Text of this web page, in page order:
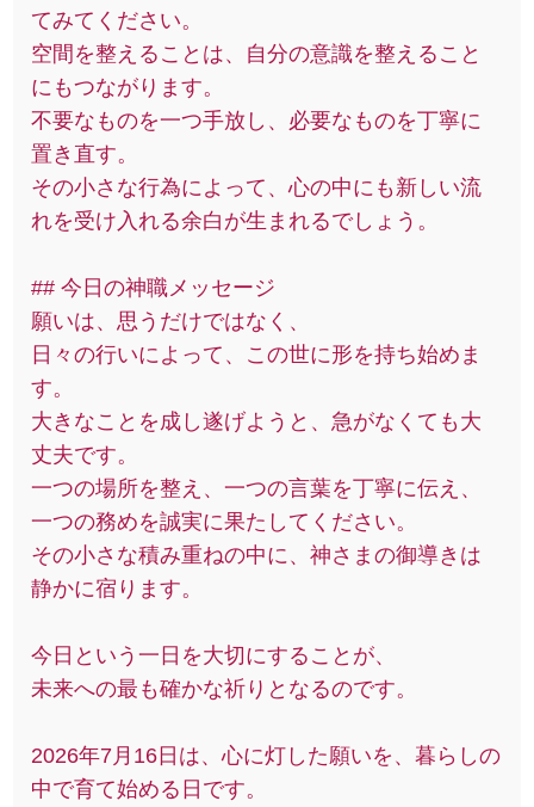
てみてください。
空間を整えることは、自分の意識を整えること
にもつながります。
不要なものを一つ手放し、必要なものを丁寧に
置き直す。
その小さな行為によって、心の中にも新しい流
れを受け入れる余白が生まれるでしょう。
## 今日の神職メッセージ
願いは、思うだけではなく、
日々の行いによって、この世に形を持ち始めま
す。
大きなことを成し遂げようと、急がなくても大
丈夫です。
一つの場所を整え、一つの言葉を丁寧に伝え、
一つの務めを誠実に果たしてください。
その小さな積み重ねの中に、神さまの御導きは
静かに宿ります。
今日という一日を大切にすることが、
未来への最も確かな祈りとなるのです。
2026年7月16日は、心に灯した願いを、暮らしの
中で育て始める日です。